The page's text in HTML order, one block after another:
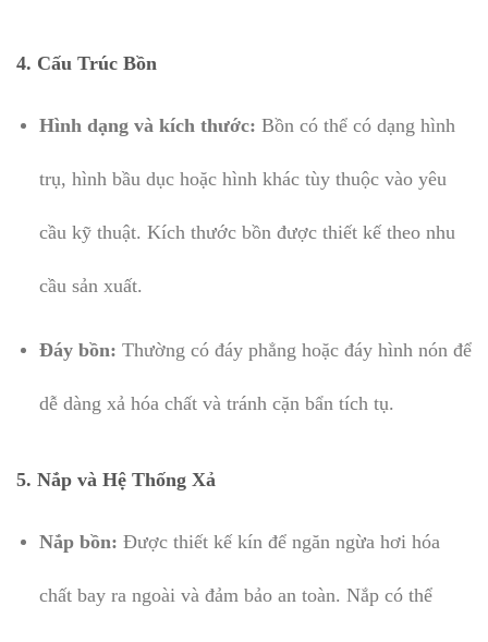
4. Cấu Trúc Bồn
Hình dạng và kích thước: Bồn có thể có dạng hình
trụ, hình bầu dục hoặc hình khác tùy thuộc vào yêu
cầu kỹ thuật. Kích thước bồn được thiết kế theo nhu
cầu sản xuất.
Đáy bồn: Thường có đáy phẳng hoặc đáy hình nón để
dễ dàng xả hóa chất và tránh cặn bẩn tích tụ.
5. Nắp và Hệ Thống Xả
Nắp bồn: Được thiết kế kín để ngăn ngừa hơi hóa
chất bay ra ngoài và đảm bảo an toàn. Nắp có thể